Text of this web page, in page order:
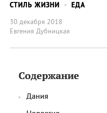
СТИЛЬ ЖИЗНИ
ЕДА
30 декабря 2018
Евгения Дубницкая
Содержание
Дания